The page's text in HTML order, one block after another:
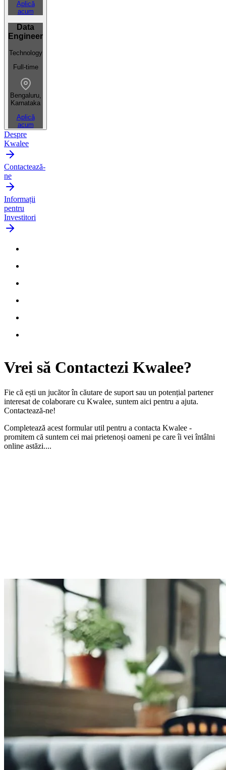
Aplică
acum
Data
Engineer
Technology
Full-time
Bengaluru,
Karnataka
Aplică
acum
Despre
Kwalee
Contactează-
ne
Informații
pentru
Investitori
Vrei să Contactezi Kwalee?
Fie că ești un jucător în căutare de suport sau un potențial partener
interesat de colaborare cu Kwalee, suntem aici pentru a ajuta.
Contactează-ne!
Completează acest formular util pentru a contacta Kwalee -
promitem că suntem cei mai prietenoși oameni pe care îi vei întâlni
online astăzi....